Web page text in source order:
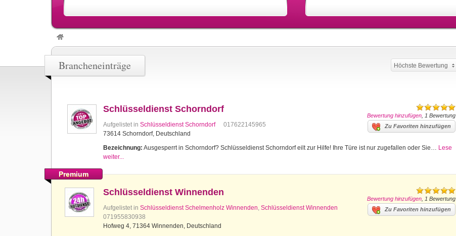
Brancheneinträge Höchste Bewertung
Bewertung hinzufügen , 1 Bewertung
Schlüsseldienst Schorndorf
Aufgelistet in Schlüsseldienst Schorndorf Zu Favoriten hinzufügen
017622145965
73614 Schorndorf, Deutschland
Bezeichnung: Ausgesperrt in Schorndorf? Schlüsseldienst Schorndorf eilt zur Hilfe! Ihre Türe ist nur zugefallen oder Sie… Lese
weiter...
Premium
Bewertung hinzufügen , 1 Bewertung
Schlüsseldienst Winnenden
Aufgelistet in Schlüsseldienst Schelmenholz Winnenden, Schlüsseldienst Winnenden Zu Favoriten hinzufügen
071955830938
Hofweg 4, 71364 Winnenden, Deutschland